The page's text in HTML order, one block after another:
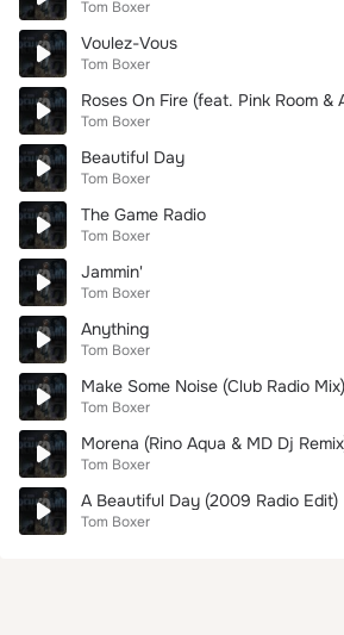
Tom Boxer
Voulez-Vous
Tom Boxer
Roses On Fire (feat. Pink Room &
Tom Boxer
Beautiful Day
Tom Boxer
The Game Radio
Tom Boxer
Jammin'
Tom Boxer
Anything
Tom Boxer
Make Some Noise (Club Radio Mix)
Tom Boxer
Morena (Rino Aqua & MD Dj
Tom Boxer
A Beautiful Day (2009 Radio Edit)
Tom Boxer